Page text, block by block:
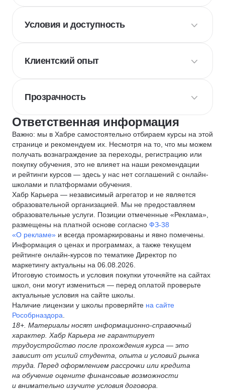
Условия и доступность
Клиентский опыт
Прозрачность
Ответственная информация
Важно: мы в Хабре самостоятельно отбираем курсы на этой
странице и рекомендуем их. Несмотря на то, что мы можем
получать вознаграждение за переходы, регистрацию или
покупку обучения, это не влияет на наши рекомендации
и рейтинги курсов — здесь у нас нет соглашений с онлайн-
школами и платформами обучения.
Хабр Карьера — независимый агрегатор и не является
образовательной организацией. Мы не предоставляем
образовательные услуги. Позиции отмеченные «Реклама»,
размещены на платной основе согласно ФЗ-38
«О рекламе» и всегда промаркированы и явно помечены.
Информация о ценах и программах, а также текущем
рейтинге онлайн-курсов по тематике Директор по
маркетингу актуальны на 06.08.2026.
Итоговую стоимость и условия покупки уточняйте на сайтах
школ, они могут измениться — перед оплатой проверьте
актуальные условия на сайте школы.
Наличие лицензии у школы проверяйте на сайте
Рособрназдора
18+. Материалы носят информационно-справочный
характер. Хабр Карьера не гарантирует
трудоустройство после прохождения курса — это
зависит от усилий студента, опыта и условий рынка
труда. Перед оформлением рассрочки или кредита
на обучение оцените финансовые возможности
и внимательно изучите условия договора.